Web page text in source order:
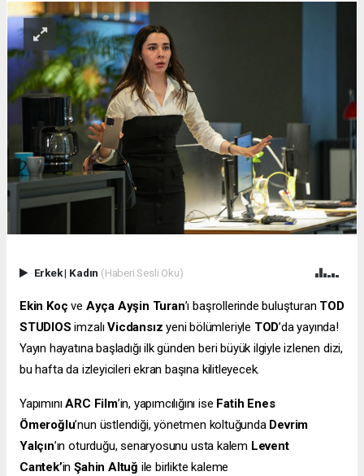
Erkek| Kadın (Haberi Sesli Oku)
Ekin Koçve Ayça Ayşin Turan’ı başrollerinde buluşturan TOD
STUDIOSimzalıVicdansızyeni bölümleriyle TOD’da yayında!
Yayın hayatına başladığı ilk günden beri büyük ilgiyle izlenen dizi,
bu hafta da izleyicileri ekran başına kilitleyecek.
YapımınıARC Film’in, yapımcılığını ise Fatih Enes
Ömeroğlu’nun üstlendiği, yönetmen koltuğundaDevrim
Yalçın’ın oturduğu, senaryosunu usta kalem Levent
Cantek’in Şahin Altuğ ile birlikte kaleme